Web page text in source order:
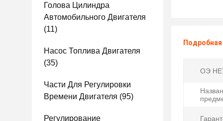
Голова Цилиндра
Автомобильного Двигателя
(11)
Насос Топлива Двигателя
(35)
Части Для Регулировки
Времени Двигателя (95)
Регулирование
ОЭ